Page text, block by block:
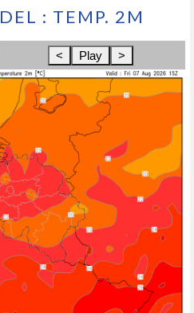
: TEMP. 2M
< Play >